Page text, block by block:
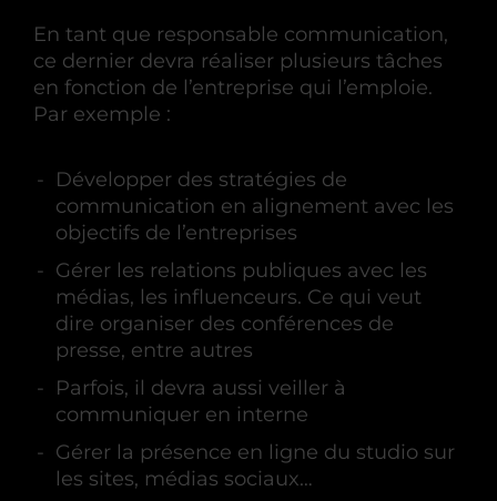
En tant que responsable communication,
ce dernier devra réaliser plusieurs tâches
en fonction de l’entreprise qui l’emploie.
Par exemple :
Développer des stratégies de
communication en alignement avec les
objectifs de l’entreprises
Gérer les relations publiques avec les
médias, les influenceurs. Ce qui veut
dire organiser des conférences de
presse, entre autres
Parfois, il devra aussi veiller à
communiquer en interne
Gérer la présence en ligne du studio sur
les sites, médias sociaux…